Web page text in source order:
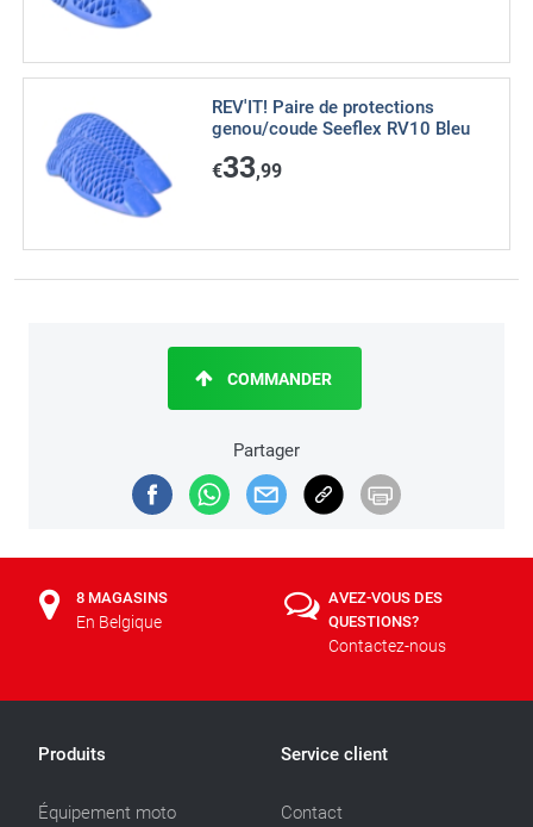
REV'IT! Paire de protections
genou/coude Seeflex RV10 Bleu
€33,99
Partager
COMMANDER
8 MAGASINS
En Belgique
AVEZ-VOUS DES
QUESTIONS?
Contactez-nous
Produits
Équipement moto
Service client
Contact